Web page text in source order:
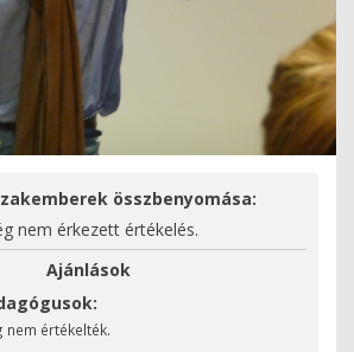
összbenyomása:
nem érkezett értékelés.
Ajánlások
nem értékelték.